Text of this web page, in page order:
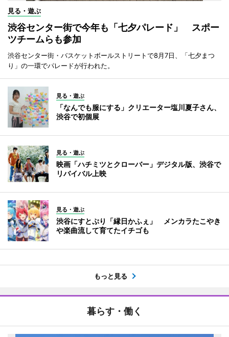
見る・遊ぶ
渋谷センター街で今年も「七夕パレード」 スポー
ツチームらも参加
渋谷センター街・バスケットボールストリートで8月7日、「七夕まつ
り」の一環でパレードが行われた。
見る・遊ぶ
「なんでも服にする」クリエーター塩川夏子さん、
渋谷で初個展
見る・遊ぶ
映画「ハチミツとクローバー」デジタル版、渋谷で
リバイバル上映
見る・遊ぶ
渋谷にすとぷり「縁日かふぇ」 メンカラたこやき
や楽曲流して育てたイチゴも
もっと見る
暮らす・働く